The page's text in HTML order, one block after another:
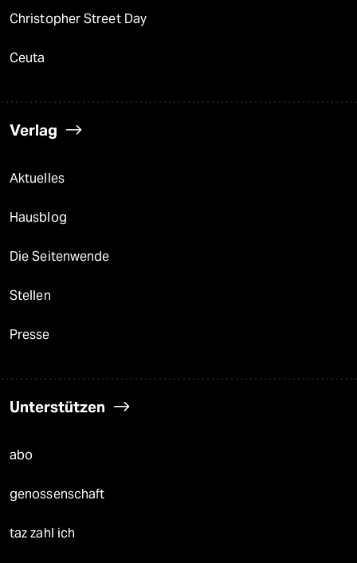
Christopher Street Day
Ceuta
Verlag
Aktuelles
Hausblog
Die Seitenwende
Stellen
Presse
Unterstützen
abo
genossenschaft
taz zahl ich